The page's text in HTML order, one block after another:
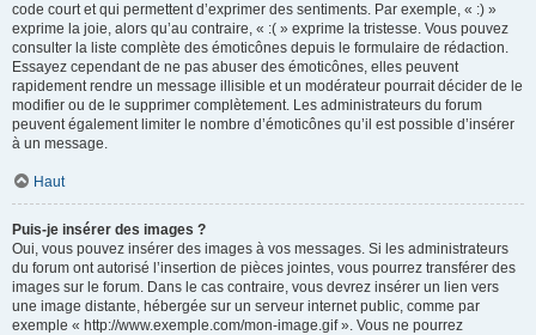
code court et qui permettent d’exprimer des sentiments. Par exemple, « :) »
exprime la joie, alors qu’au contraire, « :( » exprime la tristesse. Vous pouvez
consulter la liste complète des émoticônes depuis le formulaire de rédaction.
Essayez cependant de ne pas abuser des émoticônes, elles peuvent
rapidement rendre un message illisible et un modérateur pourrait décider de le
modifier ou de le supprimer complètement. Les administrateurs du forum
peuvent également limiter le nombre d’émoticônes qu’il est possible d’insérer
à un message.
Haut
Puis-je insérer des images ?
Oui, vous pouvez insérer des images à vos messages. Si les administrateurs
du forum ont autorisé l’insertion de pièces jointes, vous pourrez transférer des
images sur le forum. Dans le cas contraire, vous devrez insérer un lien vers
une image distante, hébergée sur un serveur internet public, comme par
exemple « http://www.exemple.com/mon-image.gif ». Vous ne pourrez